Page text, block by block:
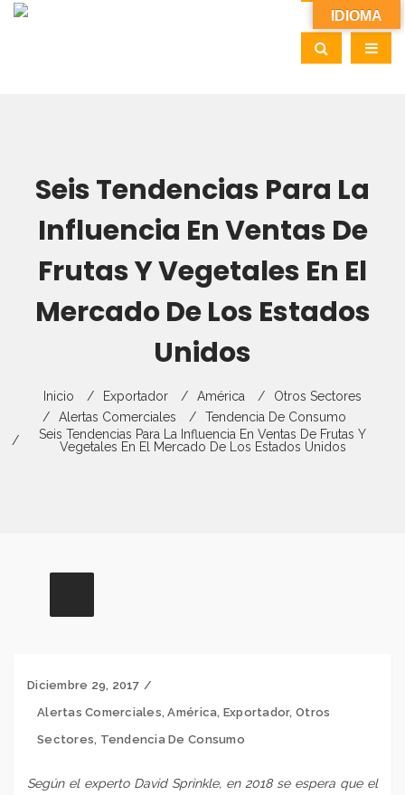
Seis Tendencias Para La
Influencia En Ventas De
Frutas Y Vegetales En El
Mercado De Los Estados
Unidos
Inicio Exportador América
Otros Sectores
Alertas Comerciales
Tendencia De Consumo
Seis Tendencias Para La Influencia En Ventas De Frutas Y
Vegetales En El Mercado De Los Estados Unidos
Diciembre 29, 2017
Alertas Comerciales,América, Exportador, Otros
Sectores, Tendencia De Consumo
Según el experto David Sprinkle, en 2018 se espera que el
IDIOMA